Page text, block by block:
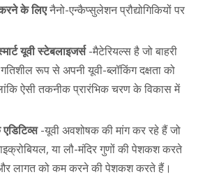
के लिएनैनो-एन्कैप्सुलेशन प्रौद्योगिकियों पर
यूवी स्टेबलाइजर्स-मैटेरियल्स है जो बाहरी
रूप से अपनी यूवी-ब्लॉकिंग दक्षता को
ऐसी तकनीक प्रारंभिक चरण के विकास में
एडिटिव्स-यूवी अवशोषक की मांग कर रहे हैं जो
या लौ-मंदिर गुणों की पेशकश करते
लागत को कम करने की पेशकश करते हैं।